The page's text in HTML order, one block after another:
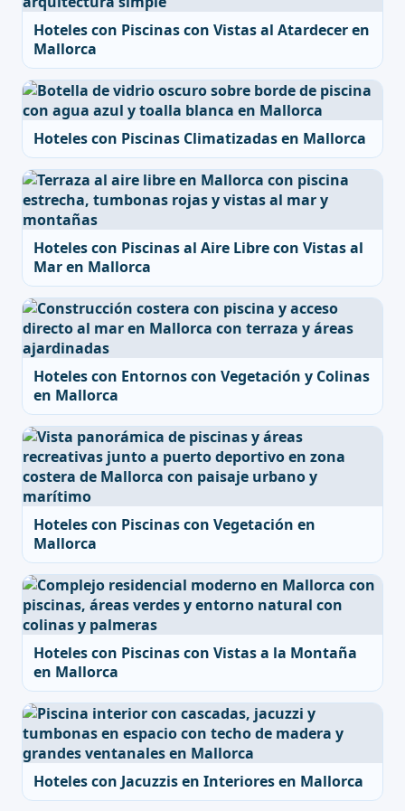
Hoteles con Piscinas con Vistas al Atardecer en
Mallorca
Hoteles con Piscinas Climatizadas en Mallorca
Hoteles con Piscinas al Aire Libre con Vistas al
Mar en Mallorca
Hoteles con Entornos con Vegetación y Colinas
en Mallorca
Hoteles con Piscinas con Vegetación en
Mallorca
Hoteles con Piscinas con Vistas a la Montaña
en Mallorca
Hoteles con Jacuzzis en Interiores en Mallorca